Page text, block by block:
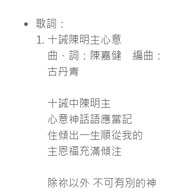
歌詞：
十誡陳明主心意
曲、詞：陳嘉健 編曲：
古丹青
十誡中陳明主
心意神話語應當記
住傾出一生順從我的
主恩福充滿傾注
除祢以外 不可有別的神